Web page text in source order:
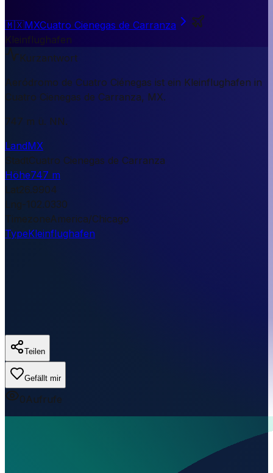
🇲🇽MXCuatro Cienegas de Carranza
Kleinflughafen
Kurzantwort
Aeródromo de Cuatro Ciénegas ist ein Kleinflughafen in
Cuatro Cienegas de Carranza, MX.
747 m ü. NN.
LandMX
StadtCuatro Cienegas de Carranza
Höhe747 m
Lat26.9904
Lng-102.0330
TimezoneAmerica/Chicago
TypeKleinflughafen
Teilen
Gefällt mir
0Aufrufe